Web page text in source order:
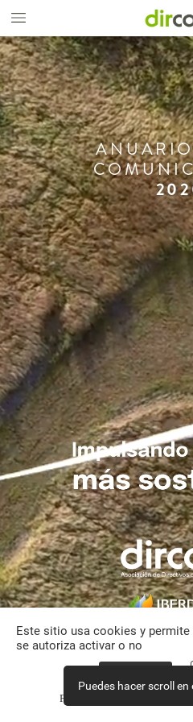
Este sitio usa cookies y
se autoriza activar o no
Política de confidencialidad
Impulsando
más
Puedes hacer scroll